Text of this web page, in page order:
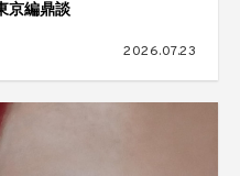
京編鼎談
2026.07.23